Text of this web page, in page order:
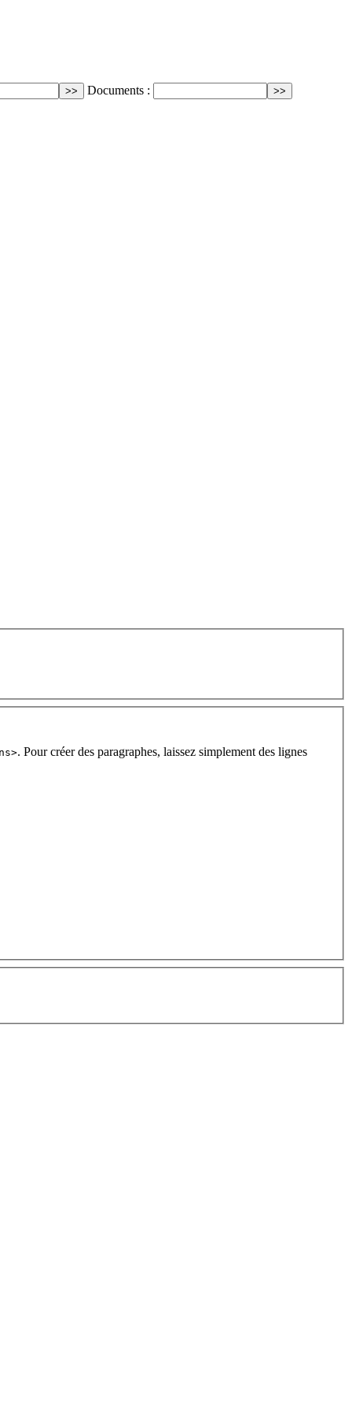
Documents :
. Pour créer des paragraphes, laissez simplement des lignes